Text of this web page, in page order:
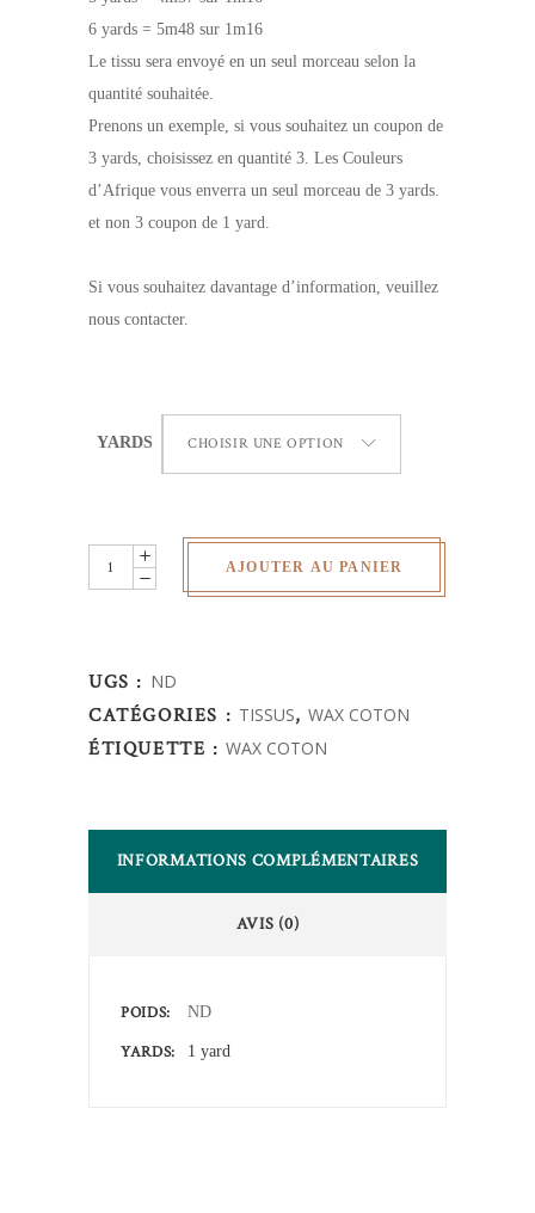
6 yards = 5m48 sur 1m16
Le tissu sera envoyé en un seul morceau selon la
quantité souhaitée.
Prenons un exemple, si vous souhaitez un coupon de
3 yards, choisissez en quantité 3. Les Couleurs
d’Afrique vous enverra un seul morceau de 3 yards.
et non 3 coupon de 1 yard.
Si vous souhaitez davantage d’information, veuillez
nous contacter.
YARDS CHOISIR UNE OPTION
Wax
Africain
quantity
AJOUTER AU PANIER
UGS : ND
CATÉGORIES : TISSUS,WAX COTON
ÉTIQUETTE :WAX COTON
INFORMATIONS COMPLÉMENTAIRES
AVIS (0)
POIDS ND
YARDS 1 yard